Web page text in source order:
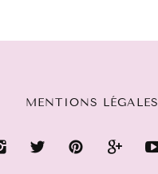
MENTIONS LÉGALES